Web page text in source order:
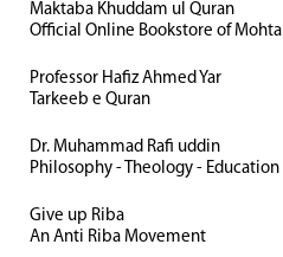
Maktaba Khuddam ul Quran
Official Online Bookstore of
Professor Hafiz Ahmed Yar
Tarkeeb e Quran
Dr. Muhammad Rafi uddin
Philosophy - Theology - Education
Give up Riba
An Anti Riba Movement